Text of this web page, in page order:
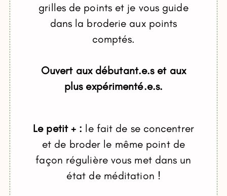
grilles de points et je vous guide
dans la broderie aux points
comptés.
Ouvert aux débutant.e.s et aux
plus expérimenté.e.s.
Le petit + : le fait de se concentrer
et de broder le même point de
façon régulière vous met dans un
état de méditation !